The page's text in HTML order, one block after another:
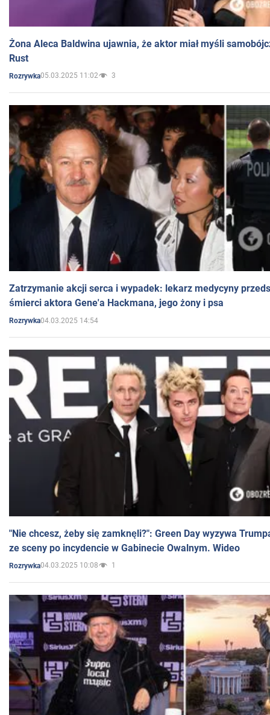
Żona Aleca Baldwina ujawnia, że aktor miał myśli
Rust
Rozrywka05.03.2025 11:02 3
Zatrzymanie akcji serca i wypadek: lekarz medycyny
śmierci aktora Gene'a Hackmana, jego żony i psa
Rozrywka04.03.2025 14:54
"Nie chcesz, żeby się zamknęli?": Green Day wyzywa
ze sceny po incydencie w Gabinecie Owalnym. Wideo
Rozrywka04.03.2025 10:08 1